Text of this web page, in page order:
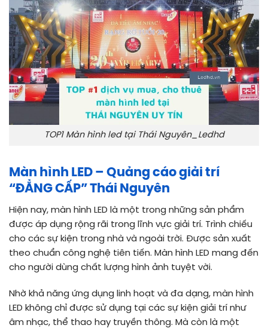
TOP1 Màn hình led tại Thái Nguyên_Ledhd
Màn hình LED – Quảng cáo giải trí
“ĐẲNG CẤP” Thái Nguyên
Hiện nay, màn hình LED là một trong những sản phẩm
được áp dụng rộng rãi trong lĩnh vực giải trí. Trình chiếu
cho các sự kiện trong nhà và ngoài trời. Được sản xuất
theo chuẩn công nghệ tiên tiến. Màn hình LED mang đến
cho người dùng chất lượng hình ảnh tuyệt vời.
Nhờ khả năng ứng dụng linh hoạt và đa dạng, màn hình
LED không chỉ được sử dụng tại các sự kiện giải trí như
âm nhạc, thể thao hay truyền thông. Mà còn là một